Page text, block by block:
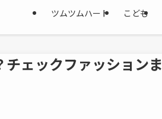
ツムツムハート こども
ェックファッションま